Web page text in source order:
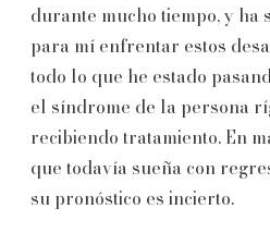
durante mucho tiempo, y
para mí enfrentar estos
todo lo que he estado
el síndrome de la persona
recibiendo tratamiento. En
que todavía sueña con
su pronóstico es incierto.